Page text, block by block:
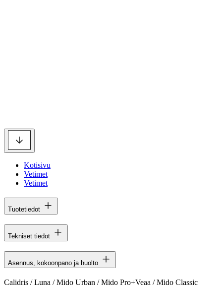
Kotisivu
Vetimet
Vetimet
Tuotetiedot
Tekniset tiedot
Asennus, kokoonpano ja huolto
Calidris / Luna / Mido Urban / Mido Pro+Veaa / Mido Classic